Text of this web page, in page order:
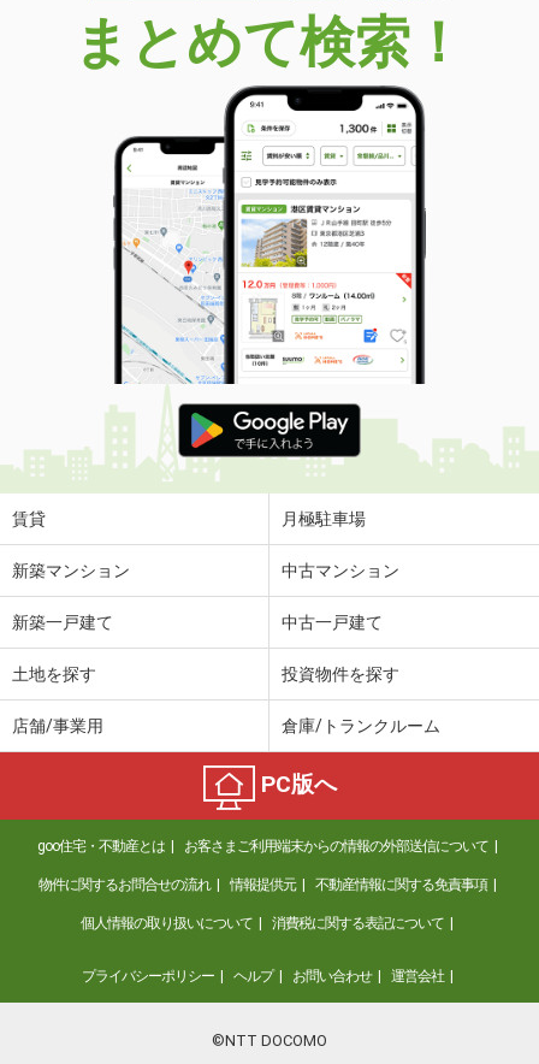
まとめて検索！
賃貸 月極駐車場
新築マンション 中古マンション
新築一戸建て 中古一戸建て
土地を探す 投資物件を探す
店舗/事業用 倉庫/トランクルーム
PC版へ
goo住宅・不動産とは お客さまご利用端末からの情報の外部送信について
物件に関するお問合せの流れ 情報提供元 不動産情報に関する免責事項
個人情報の取り扱いについて 消費税に関する表記について
プライバシーポリシー ヘルプ お問い合わせ 運営会社
©NTT DOCOMO